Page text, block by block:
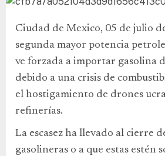
Ciudad de Mexico, 05 de julio
segunda mayor potencia
ve forzada a importar gasolina
debido a una crisis de
el hostigamiento de drones
refinerías.
La escasez ha llevado al cierre
gasolineras o a que estas estén